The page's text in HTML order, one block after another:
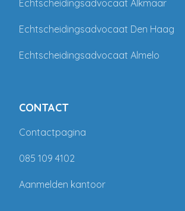
Echtscheidingsadvocaat Alkmaar
Echtscheidingsadvocaat Den Haag
Echtscheidingsadvocaat Almelo
CONTACT
Contactpagina
085 109 4102
Aanmelden kantoor